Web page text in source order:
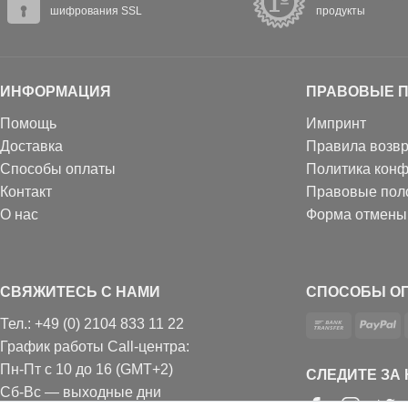
шифрования SSL
продукты
ИНФОРМАЦИЯ
Помощь
Доставка
Способы оплаты
Контакт
О нас
ПРАВОВЫЕ
Импринт
Правила
Политика
Правовые
Форма отмены
СВЯЖИТЕСЬ С НАМИ
Тел.: +49 (0) 2104 833 11 22
График работы Call-центра:
Пн-Пт с 10 до 16 (GMT+2)
Сб-Вс — выходные дни
СПОСОБЫ
СЛЕДИТЕ ЗА